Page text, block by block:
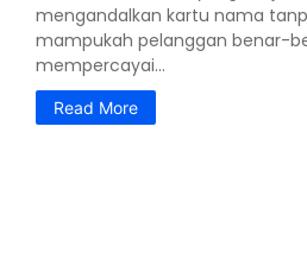
mengandalkan kartu nama
mampukah pelanggan benar-
mempercayai...
Read More